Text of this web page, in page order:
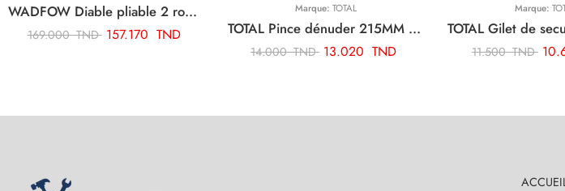
WADFOW Diable pliable 2 roues 100kg WWB8A10
169.000TND 157.170 TND
Marque: TOTAL
TOTAL Pince dénuder 215MM THT15851
14.000TND 13.020 TND
Marque:
11.500TND